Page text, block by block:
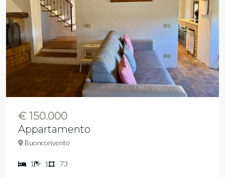
€ 150.000
Appartamento
Buonconvento
1 1 73